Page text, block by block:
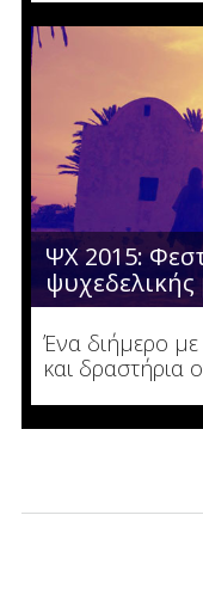
ΨΧ 2015:
Ένα διήμερο με
και δραστήρια